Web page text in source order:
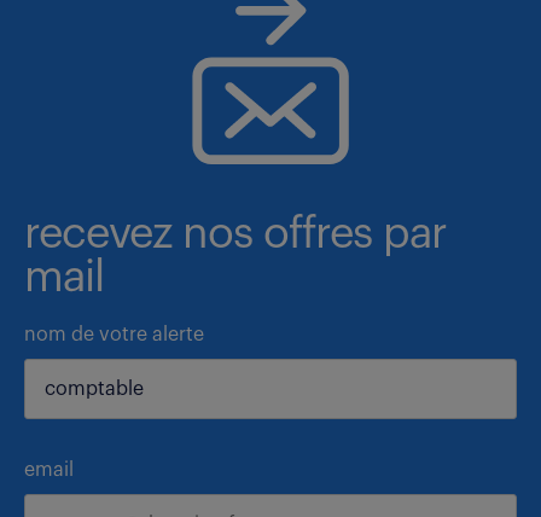
recevez nos offres par
mail
nom de votre alerte
email